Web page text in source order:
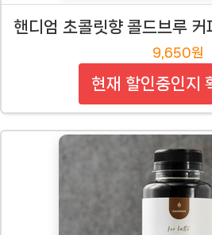
핸디엄 초콜릿향 콜드브루
9,650원
현재 할인중인지